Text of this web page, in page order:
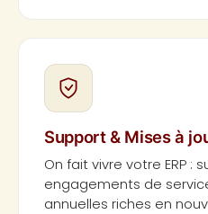
Support & Mises à
On fait vivre votre ERP :
engagements de
annuelles riches en